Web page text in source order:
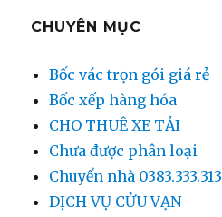
CHUYÊN MỤC
Bốc vác trọn gói giá rẻ
Bốc xếp hàng hóa
CHO THUÊ XE TẢI
Chưa được phân loại
Chuyển nhà 0383.333.313
DỊCH VỤ CỬU VẠN